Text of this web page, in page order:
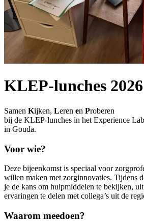
KLEP-lunches 2026
Samen Kijken, Leren en Proberen
bij de KLEP-lunches in het Experience
in Gouda.
Voor wie?
Deze bijeenkomst is speciaal voor
willen maken met zorginnovaties. Tijdens
je de kans om hulpmiddelen te bekijken,
ervaringen te delen met collega’s uit de
Waarom meedoen?